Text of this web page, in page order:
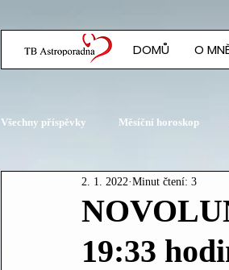
DOMŮ O
Všechny příspěvky Měsíční horoskop
Planetární konstelace
19:33
2. 1. 2022 Minut čtení: 3